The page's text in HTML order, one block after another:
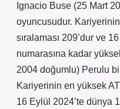
Ignacio Buse (25 Mart
oyuncusudur.
sıralaması 209’dur ve
numarasına kadar
2004 doğumlu) Perulu
Kariyerinin en yüksek
16 Eylül 2024’te dünya